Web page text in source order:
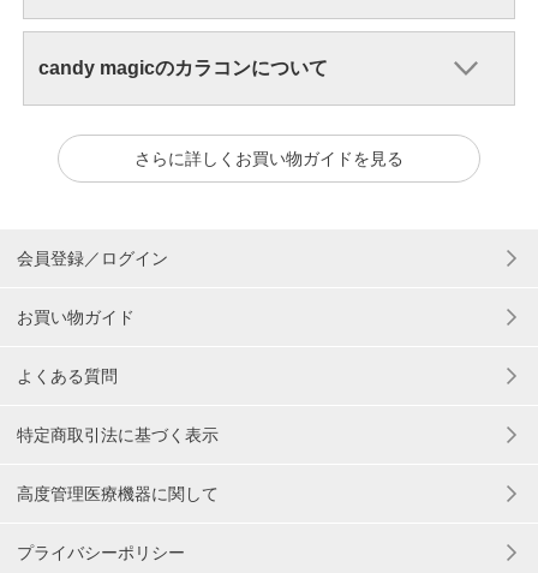
candy magicのカラコンについて
さらに詳しくお買い物ガイドを見る
会員登録／ログイン
お買い物ガイド
よくある質問
特定商取引法に基づく表示
高度管理医療機器に関して
プライバシーポリシー